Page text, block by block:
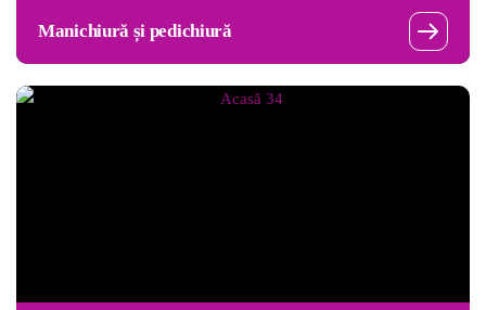
Manichiură și pedichiură